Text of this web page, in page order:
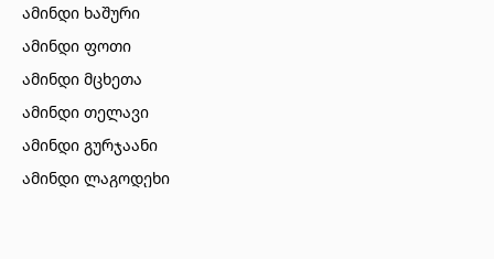
ამინდი ხაშური
ამინდი ფოთი
ამინდი მცხეთა
ამინდი თელავი
ამინდი გურჯაანი
ამინდი ლაგოდეხი